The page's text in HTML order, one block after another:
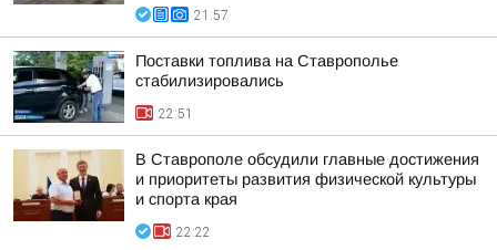
21:57
Поставки топлива на Ставрополье
стабилизировались
22:51
В Ставрополе обсудили главные достижения
и приоритеты развития физической культуры
и спорта края
22:22